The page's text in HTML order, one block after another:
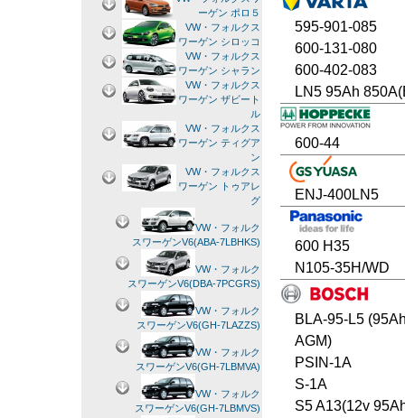
595-901-085
600-131-080
600-402-083
LN5 95Ah
600-44
ENJ-400LN5
600 H35
N105-35H/WD
BLA-95-L5
AGM)
PSIN-1A
S-1A
S5 A13(12v
ーゲン ポロ５
VW・フォルクス
ワーゲン シロッコ
VW・フォルクス
ワーゲン シャラン
VW・フォルクス
ワーゲン ザビート
ル
VW・フォルクス
ワーゲン ティグア
ン
VW・フォルクス
ワーゲン トゥアレ
グ
VW・フォルク
スワーゲンV6(ABA-7LBHKS)
VW・フォルク
スワーゲンV6(DBA-7PCGRS)
VW・フォルク
スワーゲンV6(GH-7LAZZS)
VW・フォルク
スワーゲンV6(GH-7LBMVA)
VW・フォルク
スワーゲンV6(GH-7LBMVS)